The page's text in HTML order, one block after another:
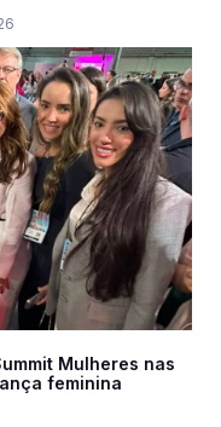
Mulheres nas
feminina